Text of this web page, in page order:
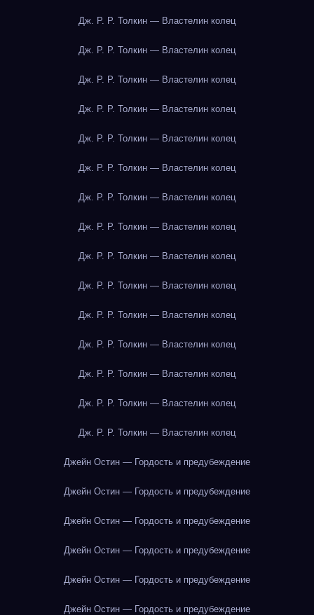
Дж. Р. Р. Толкин — Властелин колец
Дж. Р. Р. Толкин — Властелин колец
Дж. Р. Р. Толкин — Властелин колец
Дж. Р. Р. Толкин — Властелин колец
Дж. Р. Р. Толкин — Властелин колец
Дж. Р. Р. Толкин — Властелин колец
Дж. Р. Р. Толкин — Властелин колец
Дж. Р. Р. Толкин — Властелин колец
Дж. Р. Р. Толкин — Властелин колец
Дж. Р. Р. Толкин — Властелин колец
Дж. Р. Р. Толкин — Властелин колец
Дж. Р. Р. Толкин — Властелин колец
Дж. Р. Р. Толкин — Властелин колец
Дж. Р. Р. Толкин — Властелин колец
Дж. Р. Р. Толкин — Властелин колец
Джейн Остин — Гордость и предубеждение
Джейн Остин — Гордость и предубеждение
Джейн Остин — Гордость и предубеждение
Джейн Остин — Гордость и предубеждение
Джейн Остин — Гордость и предубеждение
Джейн Остин — Гордость и предубеждение